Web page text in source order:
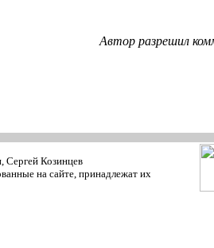
Автор разрешил
Сергей Козинцев
на сайте, принадлежат их